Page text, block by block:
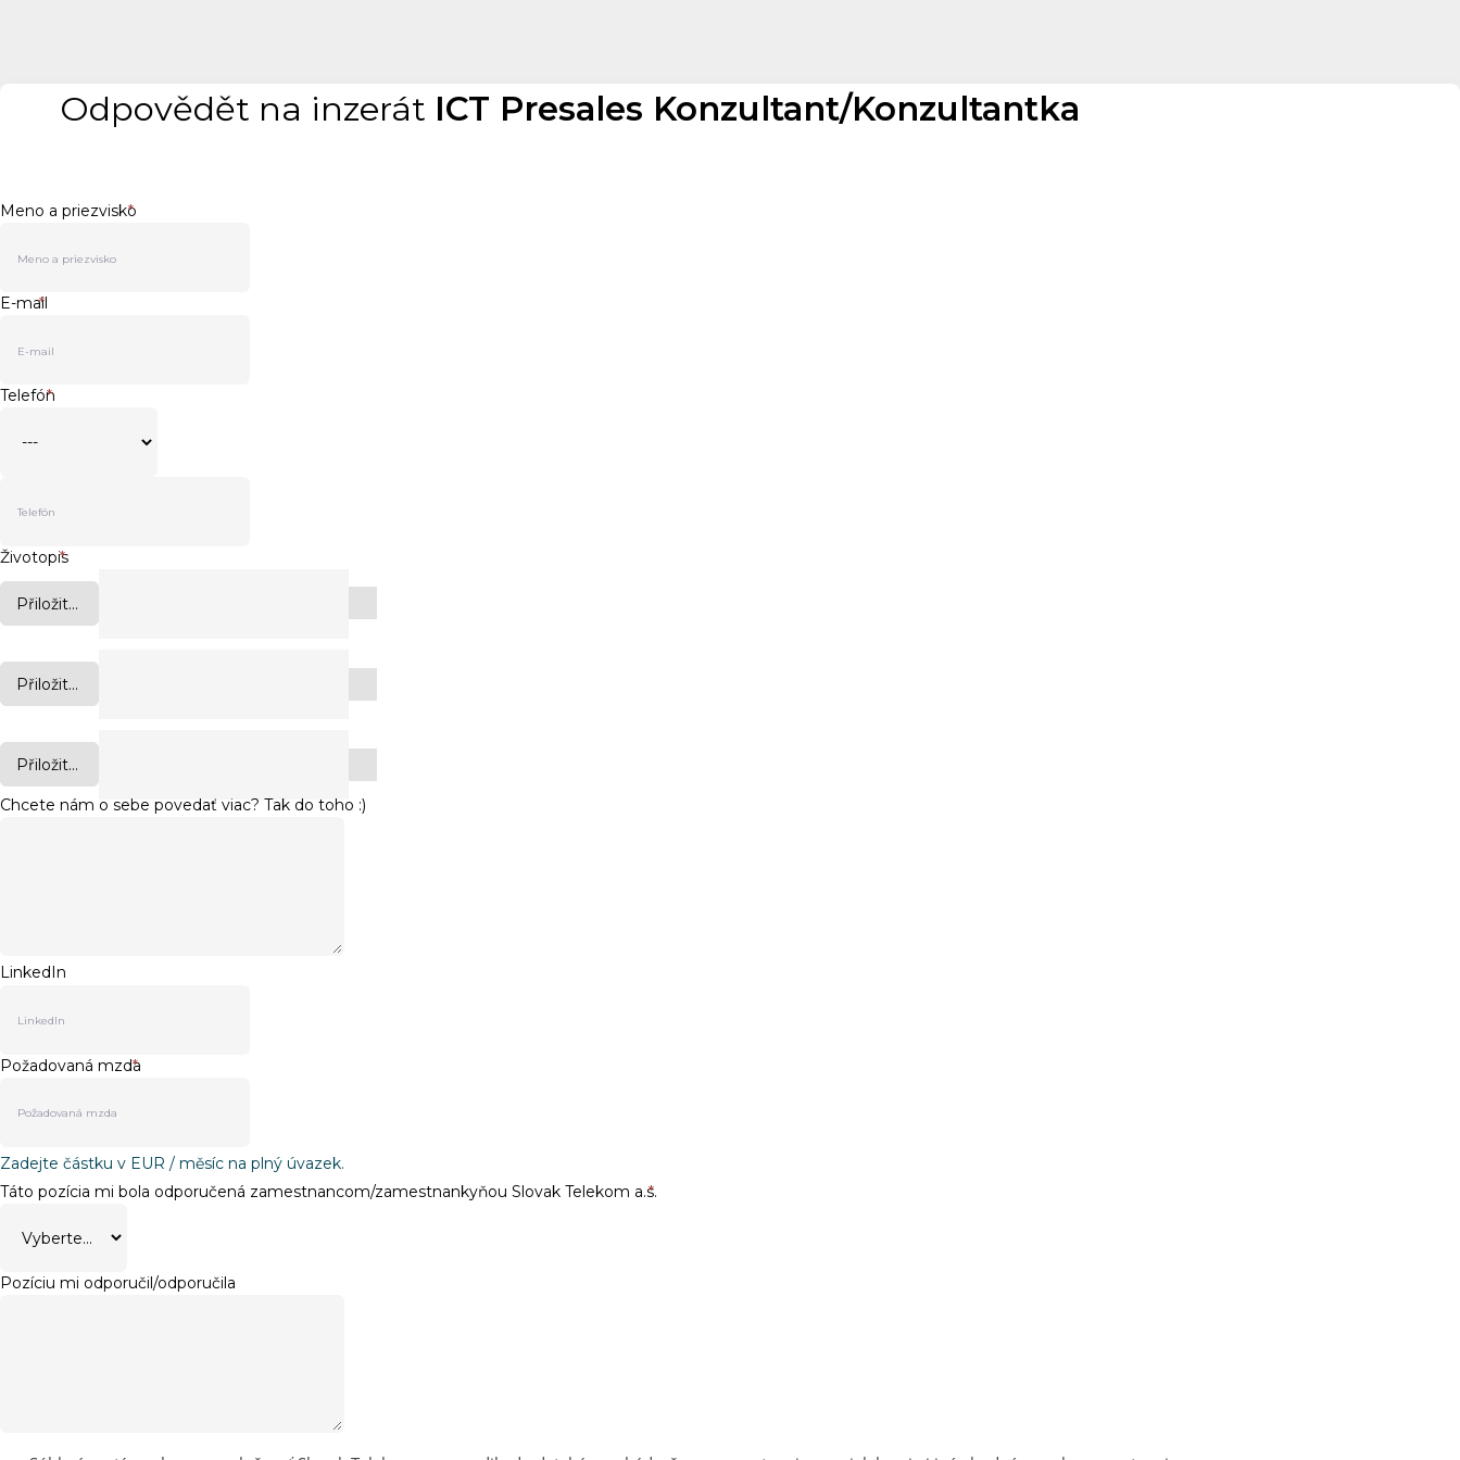
Odpovědět na inzerát ICT Presales Konzultant/Konzultantka
Meno a priezvisko
*
E-mail
*
Telefón
*
Životopis
*
Přiložit...
Přiložit...
Přiložit...
Chcete nám o sebe povedať viac? Tak do toho :)
LinkedIn
Požadovaná mzda
*
Zadejte částku v EUR / měsíc na plný úvazek.
Táto pozícia mi bola odporučená zamestnancom/zamestnankyňou Slovak Telekom a.s.
*
Pozíciu mi odporučil/odporučila